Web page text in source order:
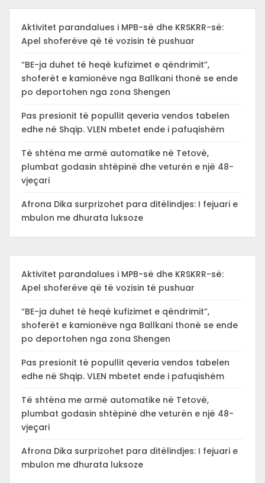
Aktivitet parandalues i MPB-së dhe KRSKRR-së:
Apel shoferëve që të vozisin të pushuar
“BE-ja duhet të heqë kufizimet e qëndrimit”,
shoferët e kamionëve nga Ballkani thonë se ende
po deportohen nga zona Shengen
Pas presionit të popullit qeveria vendos tabelen
edhe në Shqip. VLEN mbetet ende i pafuqishëm
Të shtëna me armë automatike në Tetovë,
plumbat godasin shtëpinë dhe veturën e një 48-
vjeçari
Afrona Dika surprizohet para ditëlindjes: I fejuari e
mbulon me dhurata luksoze
Aktivitet parandalues i MPB-së dhe KRSKRR-së:
Apel shoferëve që të vozisin të pushuar
“BE-ja duhet të heqë kufizimet e qëndrimit”,
shoferët e kamionëve nga Ballkani thonë se ende
po deportohen nga zona Shengen
Pas presionit të popullit qeveria vendos tabelen
edhe në Shqip. VLEN mbetet ende i pafuqishëm
Të shtëna me armë automatike në Tetovë,
plumbat godasin shtëpinë dhe veturën e një 48-
vjeçari
Afrona Dika surprizohet para ditëlindjes: I fejuari e
mbulon me dhurata luksoze